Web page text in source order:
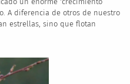
A diferencia de otros de nuestro
estrellas, sino que flotan